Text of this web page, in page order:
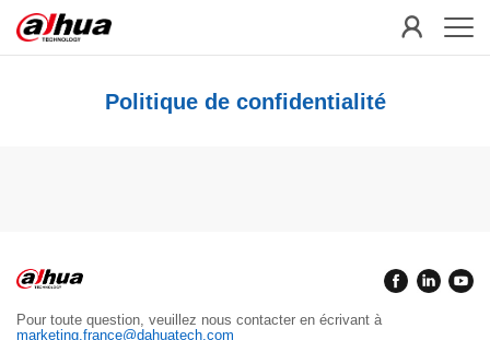
Politique de confidentialité
Pour toute question, veuillez nous contacter en écrivant à
marketing.france@dahuatech.com